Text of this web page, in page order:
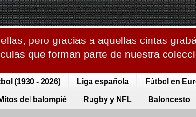
pero gracias a aquellas cintas
que forman parte de nuestra
(1930 - 2026) Liga española Fútbol en
Mitos del balompié Rugby y NFL Baloncesto